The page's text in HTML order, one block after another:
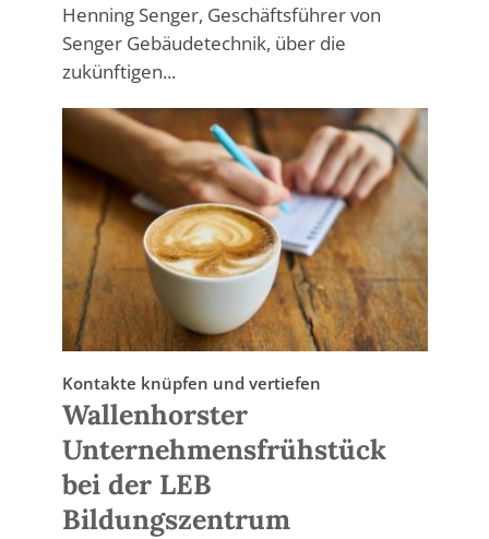
Henning Senger, Geschäftsführer von
Senger Gebäudetechnik, über die
zukünftigen...
Kontakte knüpfen und vertiefen
Wallenhorster
Unternehmensfrühstück
bei der LEB
Bildungszentrum